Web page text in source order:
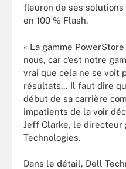
fleuron de ses
en 100 % Flash.
« La gamme
nous, car c’est notre
vrai que cela ne se voit
résultats… Il faut dire
début de sa carrière
impatients de la voir
Jeff Clarke, le directeur
Technologies.
Dans le détail, Dell